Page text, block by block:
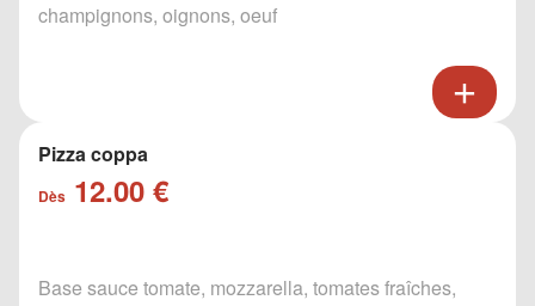
champignons, oignons, oeuf
Pizza coppa
Dès 12.00 €
Base sauce tomate, mozzarella, tomates fraîches,